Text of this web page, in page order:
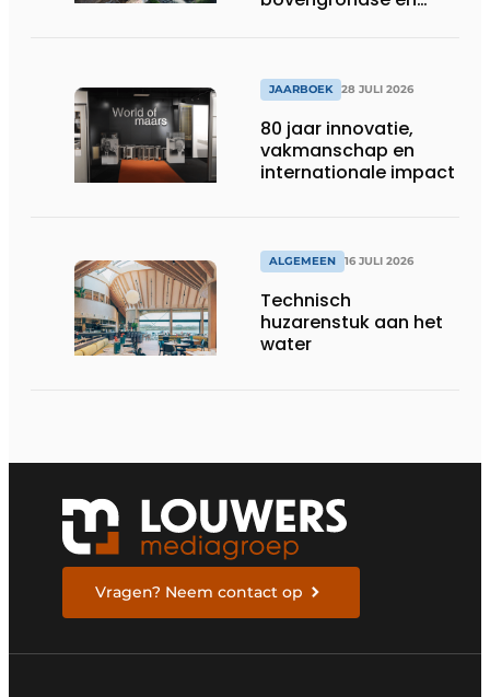
JAARBOEK 28 JULI 2026
80 jaar innovatie,
vakmanschap en
internationale impact
ALGEMEEN 16 JULI 2026
Technisch
huzarenstuk aan het
water
Vragen? Neem contact op